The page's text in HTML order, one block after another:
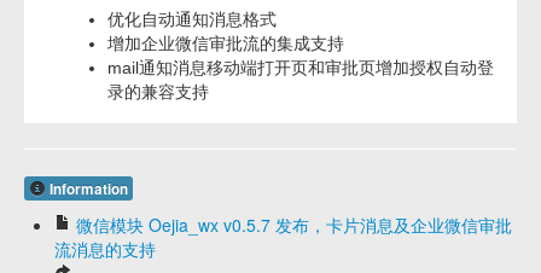
优化自动通知消息格式
增加企业微信审批流的集成支持
mail通知消息移动端打开页和审批页增加授权自动登
录的兼容支持
Information
微信模块 Oejia_wx v0.5.7 发布，卡片消息及企业微信审批
流消息的支持